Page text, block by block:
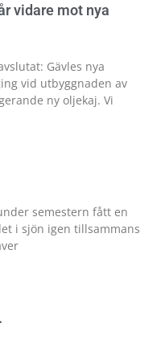
vidare mot nya
Gävles nya
vid utbyggnaden av
ny oljekaj. Vi
semestern fått en
i sjön igen tillsammans